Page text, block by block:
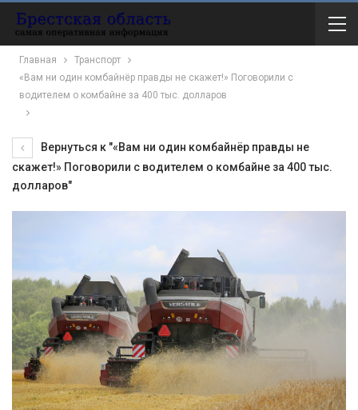
Главная
Транспорт
«Вам ни один комбайнёр правды не скажет!» Поговорили с
водителем о комбайне за 400 тыс. долларов
Вернуться к "«Вам ни один комбайнёр правды не
скажет!» Поговорили с водителем о комбайне за 400 тыс.
долларов"